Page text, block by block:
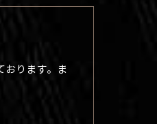
おります。ま